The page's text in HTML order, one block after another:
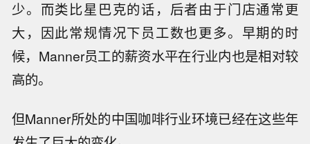
Manner此次风波以及关于其工作强度的讨论，也